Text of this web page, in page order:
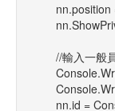
nn.position
//輸入一般
nn.id =